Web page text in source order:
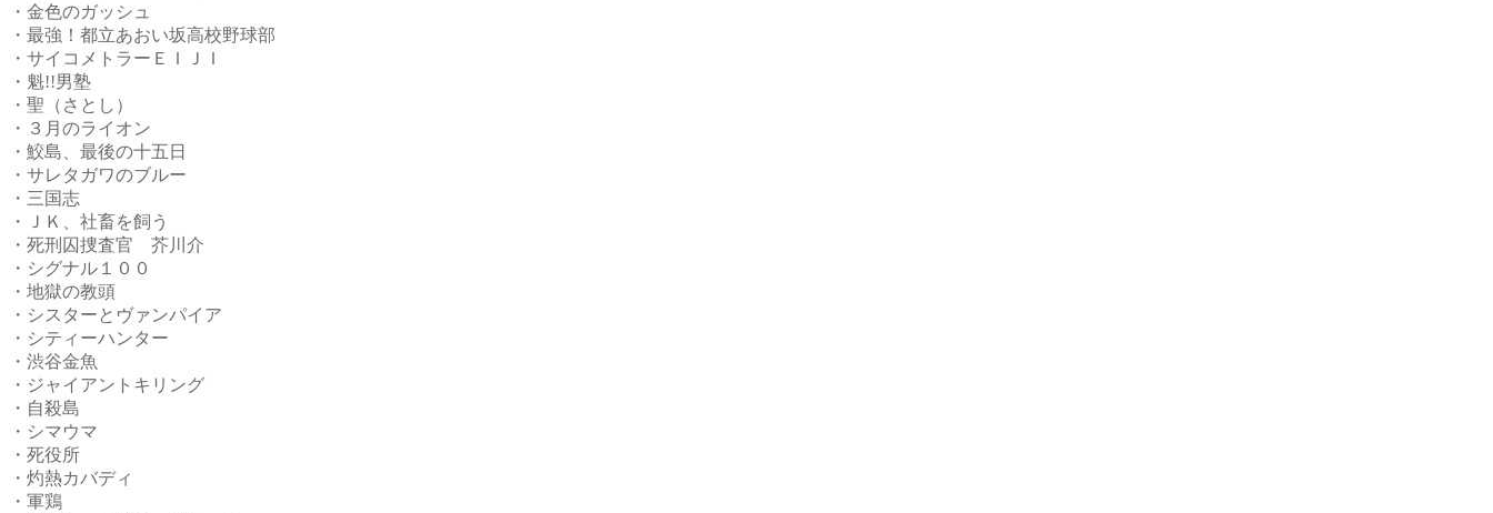
・金色のガッシュ
・最強！都立あおい坂高校野球部
・サイコメトラーＥＩＪＩ
・魁!!男塾
・聖（さとし）
・３月のライオン
・鮫島、最後の十五日
・サレタガワのブルー
・三国志
・ＪＫ、社畜を飼う
・死刑囚捜査官 芥川介
・シグナル１００
・地獄の教頭
・シスターとヴァンパイア
・シティーハンター
・渋谷金魚
・ジャイアントキリング
・自殺島
・シマウマ
・死役所
・灼熱カバディ
・軍鶏